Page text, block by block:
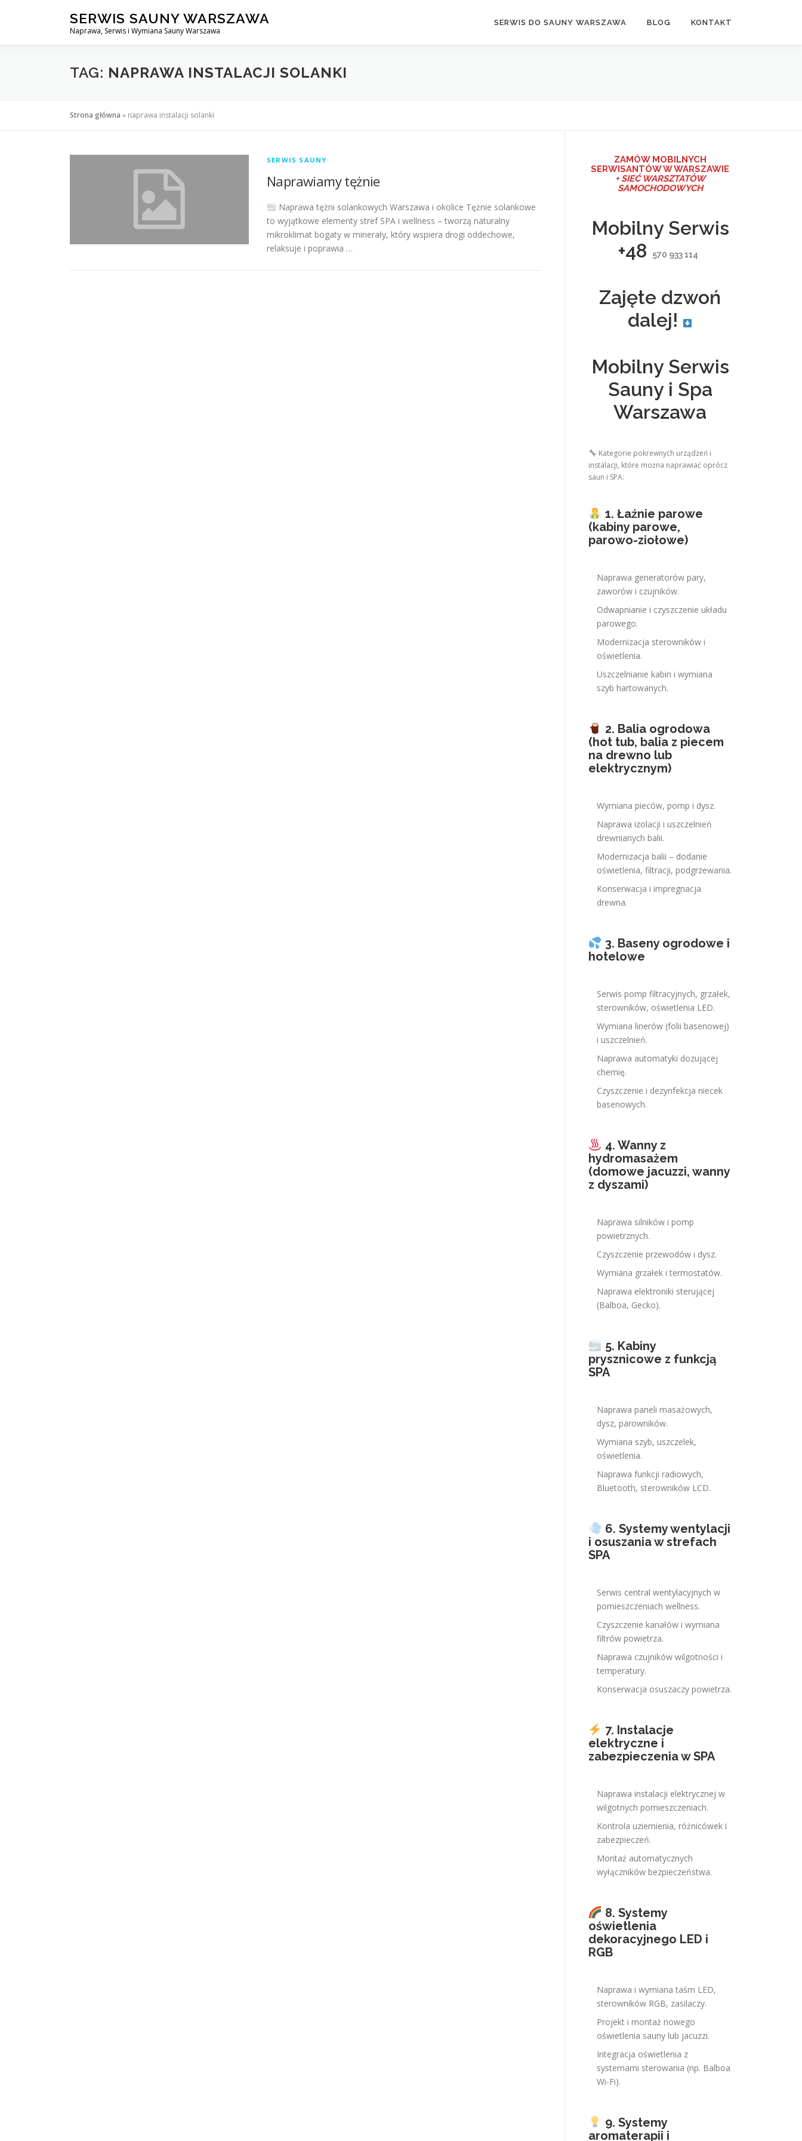
SERWIS SAUNY WARSZAWA
Naprawa, Serwis i Wymiana Sauny Warszawa
SERWIS DO SAUNY WARSZAWA BLOG KONTAKT
TAG: NAPRAWA INSTALACJI SOLANKI
Strona główna » naprawa instalacji solanki
SERWIS SAUNY
Naprawiamy tężnie
Naprawa tężni solankowych Warszawa i okolice Tężnie solankowe
to wyjątkowe elementy stref SPA i wellness – tworzą naturalny
mikroklimat bogaty w minerały, który wspiera drogi oddechowe,
relaksuje i poprawia …
ZAMÓW MOBILNYCH
SERWISANTÓW W WARSZAWIE
+ SIEĆ WARSZTATÓW
SAMOCHODOWYCH
Mobilny Serwis
+48
570 933 114
Zajęte dzwoń
dalej!
Mobilny Serwis
Sauny i Spa
Warszawa
Kategorie pokrewnych urządzeń i
instalacji, które można naprawiać oprócz
saun i SPA:
1. Łaźnie parowe
(kabiny parowe,
parowo-ziołowe)
Naprawa generatorów pary,
zaworów i czujników.
Odwapnianie i czyszczenie układu
parowego.
Modernizacja sterowników i
oświetlenia.
Uszczelnianie kabin i wymiana
szyb hartowanych.
2. Balia ogrodowa
(hot tub, balia z piecem
na drewno lub
elektrycznym)
Wymiana pieców, pomp i dysz.
Naprawa izolacji i uszczelnień
drewnianych balii.
Modernizacja balii – dodanie
oświetlenia, filtracji, podgrzewania.
Konserwacja i impregnacja
drewna.
3. Baseny ogrodowe i
hotelowe
Serwis pomp filtracyjnych, grzałek,
sterowników, oświetlenia LED.
Wymiana linerów (folii basenowej)
i uszczelnień.
Naprawa automatyki dozującej
chemię.
Czyszczenie i dezynfekcja niecek
basenowych.
4. Wanny z
hydromasażem
(domowe jacuzzi, wanny
z dyszami)
Naprawa silników i pomp
powietrznych.
Czyszczenie przewodów i dysz.
Wymiana grzałek i termostatów.
Naprawa elektroniki sterującej
(Balboa, Gecko).
5. Kabiny
prysznicowe z funkcją
SPA
Naprawa paneli masażowych,
dysz, parowników.
Wymiana szyb, uszczelek,
oświetlenia.
Naprawa funkcji radiowych,
Bluetooth, sterowników LCD.
6. Systemy wentylacji
i osuszania w strefach
SPA
Serwis central wentylacyjnych w
pomieszczeniach wellness.
Czyszczenie kanałów i wymiana
filtrów powietrza.
Naprawa czujników wilgotności i
temperatury.
Konserwacja osuszaczy powietrza.
7. Instalacje
elektryczne i
zabezpieczenia w SPA
Naprawa instalacji elektrycznej w
wilgotnych pomieszczeniach.
Kontrola uziemienia, różnicówek i
zabezpieczeń.
Montaż automatycznych
wyłączników bezpieczeństwa.
8. Systemy
oświetlenia
dekoracyjnego LED i
RGB
Naprawa i wymiana taśm LED,
sterowników RGB, zasilaczy.
Projekt i montaż nowego
oświetlenia sauny lub jacuzzi.
Integracja oświetlenia z
systemami sterowania (np. Balboa
Wi-Fi).
9. Systemy
aromaterapii i